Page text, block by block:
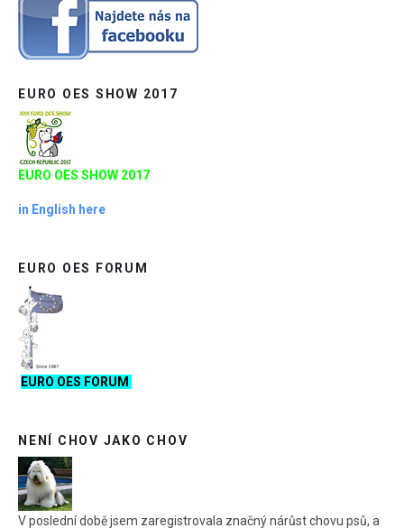
EURO OES SHOW 2017
EURO OES SHOW 2017
in English here
EURO OES FORUM
EURO OES FORUM
NENÍ CHOV JAKO CHOV
V poslední době jsem zaregistrovala značný nárůst chovu psů, a